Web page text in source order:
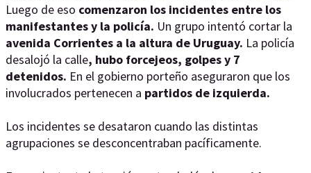
Luego de eso comenzaron los incidentes entre los
manifestantes y la policía. Un grupo intentó cortar la
avenida Corrientes a la altura de Uruguay. La policía
desalojó la calle, hubo forcejeos, golpes y 7
detenidos. En el gobierno porteño aseguraron que los
involucrados pertenecen a partidos de izquierda.
Los incidentes se desataron cuando las distintas
agrupaciones se desconcentraban pacíficamente.